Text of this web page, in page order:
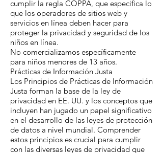
cumplir la regla COPPA, que especifica lo
que los operadores de sitios web y
servicios en línea deben hacer para
proteger la privacidad y seguridad de los
niños en línea.
No comercializamos específicamente
para niños menores de 13 años.
Prácticas de Información Justa
Los Principios de Prácticas de Información
Justa forman la base de la ley de
privacidad en EE. UU. y los conceptos que
incluyen han jugado un papel significativo
en el desarrollo de las leyes de protección
de datos a nivel mundial. Comprender
estos principios es crucial para cumplir
con las diversas leyes de privacidad que